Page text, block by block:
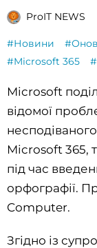
ProIT NEWS
#Новини
#Microsoft 365
Microsoft
відомої
Microsoft 365,
під час
орфографії.
Computer.
Згідно із